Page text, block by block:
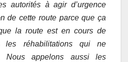
autorités à agir d’urgence
de cette route parce que ça
la route est en cours de
les réhabilitations qui ne
Nous appelons aussi les